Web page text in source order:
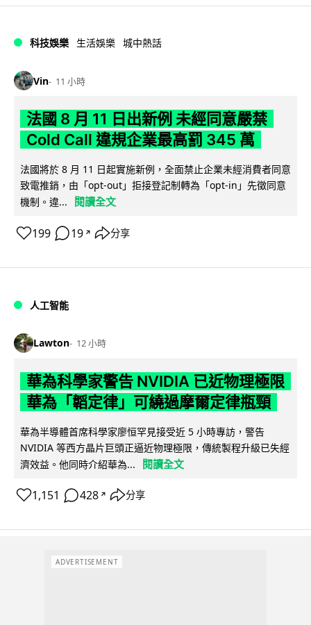
科技娛樂 生活娛樂 城中熱話
Vin 11 小時
法國 8 月 11 日出新例 未經同意嚴禁
Cold Call 違規企業最高罰 345 萬
法國將於 8 月 11 日起實施新例，全面禁止企業未經消費者同意
致電推銷，由「opt-out」拒接登記制轉為「opt-in」先徵同意
機制。違...
閱讀全文
199 19 ↗ 分享
人工智能
Lawton 12 小時
華為科學家警告 NVIDIA 已近物理極限
華為「韜定律」可繞過摩爾定律瓶頸
華為半導體首席科學家廖恒罕見接受近 5 小時專訪，警告
NVIDIA 等西方晶片巨頭正逼近物理極限，傳統製程升級已失經
濟效益。他同時介紹華為...
閱讀全文
1,151 428 ↗ 分享
ADVERTISEMENT